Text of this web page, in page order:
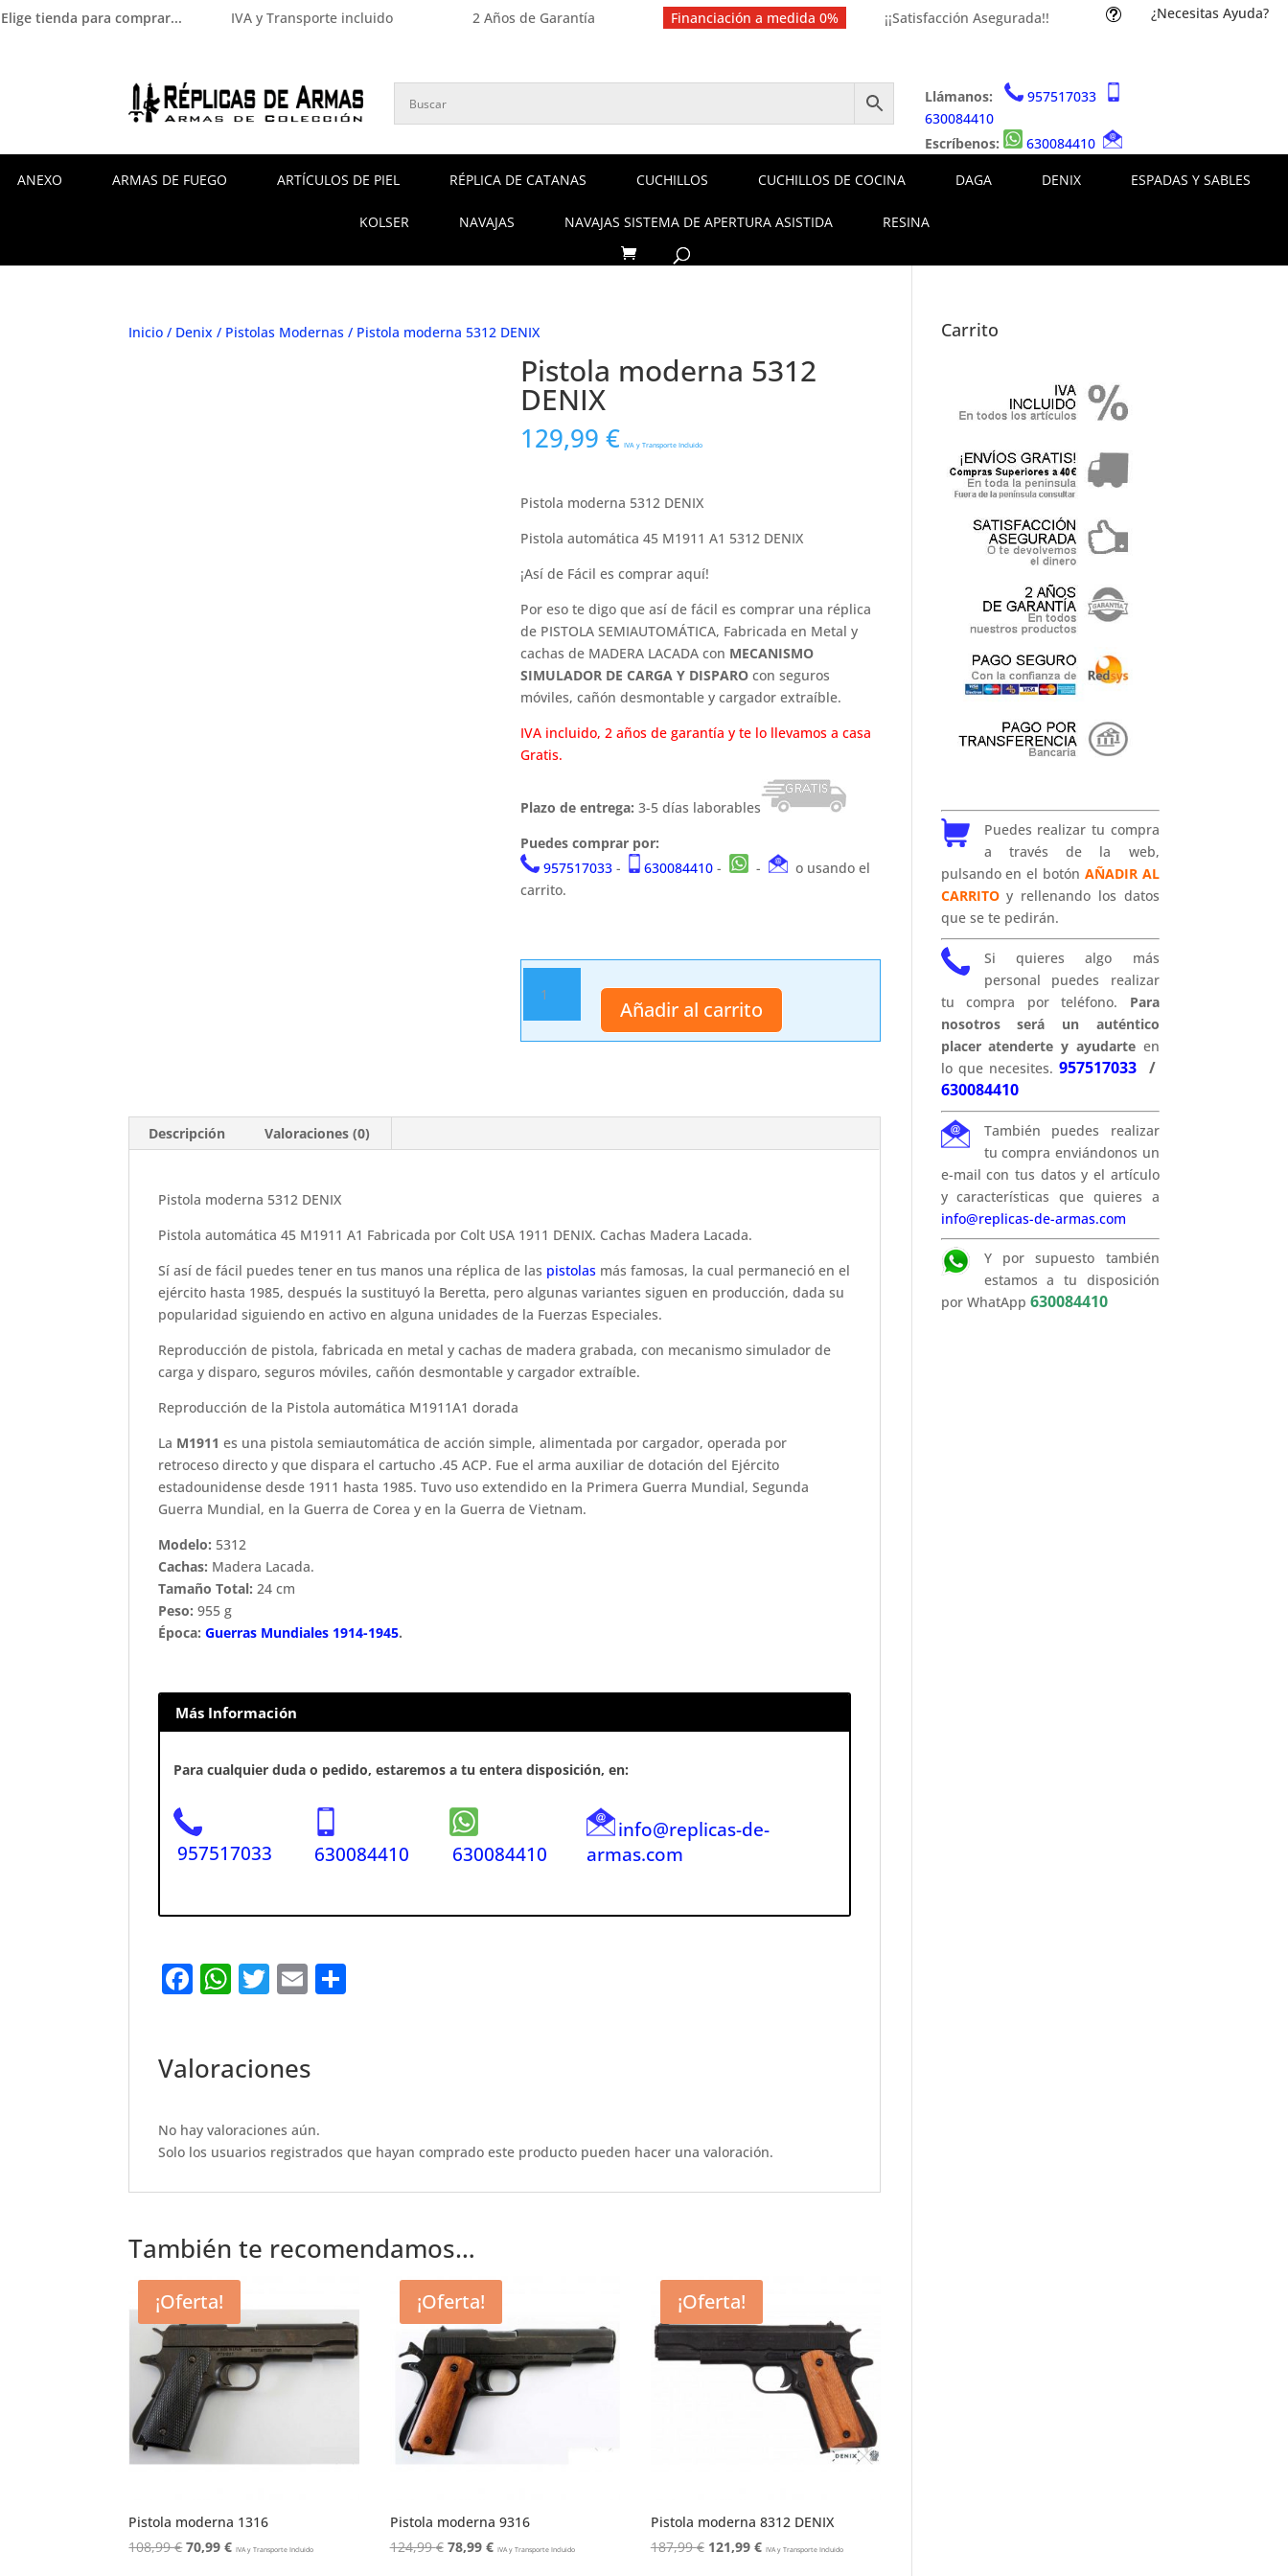
Elige tienda para comprar... IVA y Transporte incluido 2 Años de Garantía Financiación a medida 0% ¡¡Satisfacción Asegurada!! t ¿Necesitas Ayuda?
Llámanos:
957517033
630084410
Escríbenos:
630084410
ANEXO ARMAS DE FUEGO ARTÍCULOS DE PIEL RÉPLICA DE CATANAS CUCHILLOS CUCHILLOS DE COCINA DAGA DENIX ESPADAS Y SABLES
KOLSER NAVAJAS NAVAJAS SISTEMA DE APERTURA ASISTIDA RESINA
Inicio / Denix / Pistolas Modernas / Pistola moderna 5312 DENIX
Pistola moderna 5312
DENIX
129,99 € IVA y Transporte Incluido
Pistola moderna 5312 DENIX
Pistola automática 45 M1911 A1 5312 DENIX
¡Así de Fácil es comprar aquí!
Por eso te digo que así de fácil es comprar una réplica
de PISTOLA SEMIAUTOMÁTICA, Fabricada en Metal y
cachas de MADERA LACADA con MECANISMO
SIMULADOR DE CARGA Y DISPAROcon seguros
móviles, cañón desmontable y cargador extraíble.
IVA incluido, 2 años de garantía y te lo llevamos a casa
Gratis.
Plazo de entrega: 3-5 días laborables
Puedes comprar por:
957517033- 630084410- -
o usando el
carrito.
moderna
5312
DENIX
Añadir al carrito
Descripción Valoraciones (0)
Pistola moderna 5312 DENIX
Pistola automática 45 M1911 A1 Fabricada por Colt USA 1911 DENIX. Cachas Madera Lacada.
Sí así de fácil puedes tener en tus manos una réplica de las pistolas más famosas, la cual permaneció en el
ejército hasta 1985, después la sustituyó la Beretta, pero algunas variantes siguen en producción, dada su
popularidad siguiendo en activo en alguna unidades de la Fuerzas Especiales.
Reproducción de pistola, fabricada en metal y cachas de madera grabada, con mecanismo simulador de
carga y disparo, seguros móviles, cañón desmontable y cargador extraíble.
Reproducción de la Pistola automática M1911A1 dorada
La M1911 es una pistola semiautomática de acción simple, alimentada por cargador, operada por
retroceso directo y que dispara el cartucho .45 ACP.​ Fue el arma auxiliar de dotación del Ejército
estadounidense desde 1911 hasta 1985. Tuvo uso extendido en la Primera Guerra Mundial, Segunda
Guerra Mundial, en la Guerra de Corea y en la Guerra de Vietnam.
Modelo: 5312
Cachas: Madera Lacada.
Tamaño Total: 24 cm
Peso: 955 g
Época:Guerras Mundiales 1914-1945.
Más Información
Para cualquier duda o pedido, estaremos a tu entera disposición, en:
957517033 630084410 630084410
info@replicas-de-
armas.com
F
e
o
o
k
W
s
p
p
T
te
E
l
Valoraciones
No hay valoraciones aún.
Solo los usuarios registrados que hayan comprado este producto pueden hacer una valoración.
También te recomendamos…
¡Oferta!
Pistola moderna 1316
108,99€El
70,99€ElIVA y Transporte Incluido
¡Oferta!
Pistola moderna 9316
124,99€ El
78,99 €ElIVA y Transporte Incluido
¡Oferta!
Pistola moderna 8312 DENIX
187,99€ El
121,99 €ElIVA y Transporte Incluido
Carrito
Puedes realizar tu compra
a través de la web,
pulsando en el botón AÑADIR AL
CARRITOy rellenando los datos
que se te pedirán.
Si quieres algo más
personal puedes realizar
tu compra por teléfono. Para
nosotros será un auténtico
placer atenderte y ayudarteen
lo que necesites.957517033 /
630084410
También puedes realizar
tu compra enviándonos un
e-mail con tus datos y el artículo
y características que quieres a
info@replicas-de-armas.com
Y por supuesto también
estamos a tu disposición
por WhatApp 630084410